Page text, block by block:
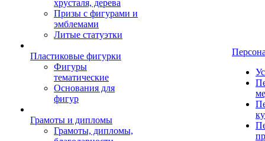
хрусталя, дерева
Призы с фигурами и
эмблемами
Литые статуэтки
Пластиковые фигурки
Фигуры
тематические
Основания для
фигур
Грамоты и дипломы
Грамоты, дипломы,